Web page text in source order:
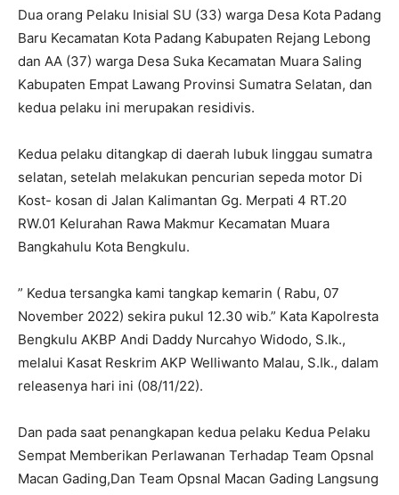
Dua orang Pelaku Inisial SU (33) warga Desa Kota Padang
Baru Kecamatan Kota Padang Kabupaten Rejang Lebong
dan AA (37) warga Desa Suka Kecamatan Muara Saling
Kabupaten Empat Lawang Provinsi Sumatra Selatan, dan
kedua pelaku ini merupakan residivis.
Kedua pelaku ditangkap di daerah lubuk linggau sumatra
selatan, setelah melakukan pencurian sepeda motor Di
Kost- kosan di Jalan Kalimantan Gg. Merpati 4 RT.20
RW.01 Kelurahan Rawa Makmur Kecamatan Muara
Bangkahulu Kota Bengkulu.
” Kedua tersangka kami tangkap kemarin ( Rabu, 07
November 2022) sekira pukul 12.30 wib.” Kata Kapolresta
Bengkulu AKBP Andi Daddy Nurcahyo Widodo, S.Ik.,
melalui Kasat Reskrim AKP Welliwanto Malau, S.Ik., dalam
releasenya hari ini (08/11/22).
Dan pada saat penangkapan kedua pelaku Kedua Pelaku
Sempat Memberikan Perlawanan Terhadap Team Opsnal
Macan Gading,Dan Team Opsnal Macan Gading Langsung